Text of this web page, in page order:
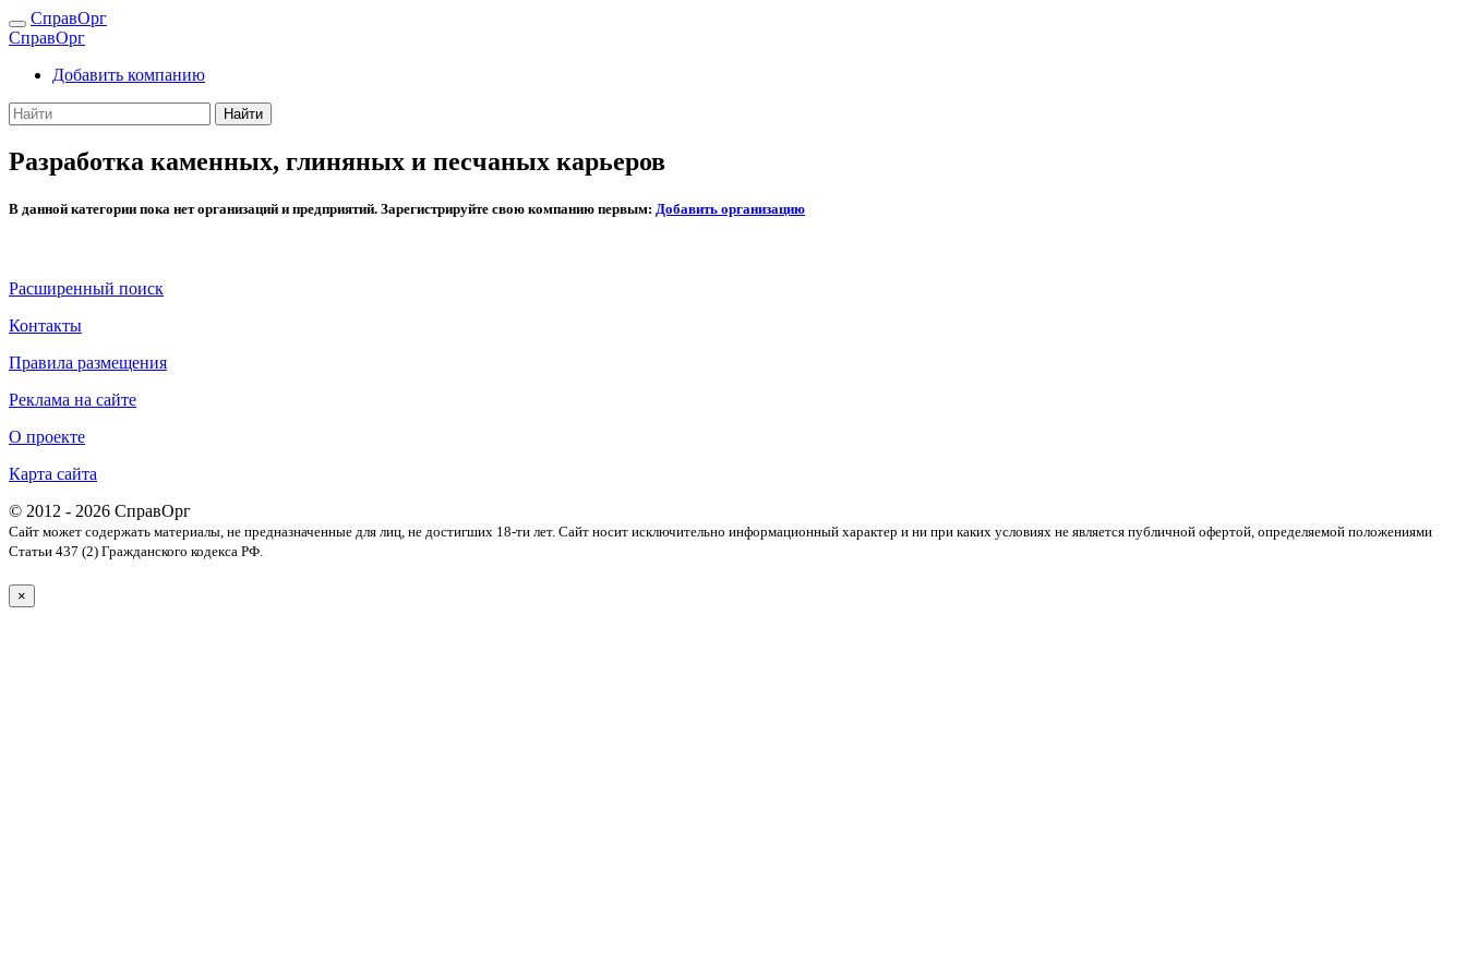
СправОрг
СправОрг
Добавить компанию
Найти
Разработка каменных, глиняных и песчаных карьеров
В данной категории пока нет организаций и предприятий. Зарегистрируйте свою компанию первым: Добавить организацию
Расширенный поиск
Контакты
Правила размещения
Реклама на сайте
О проекте
Карта сайта
© 2012 - 2026 СправОрг
Сайт может содержать материалы, не предназначенные для лиц, не достигших 18-ти лет. Cайт носит исключительно информационный характер и ни при каких условиях не является публичной офертой, определяемой положениями
Статьи 437 (2) Гражданского кодекса РФ.
×